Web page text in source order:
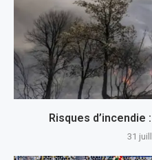
Risques d’incendie
31